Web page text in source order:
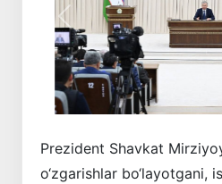
Oldingi
Prezident Shavkat
o‘zgarishlar bo‘layotgani,